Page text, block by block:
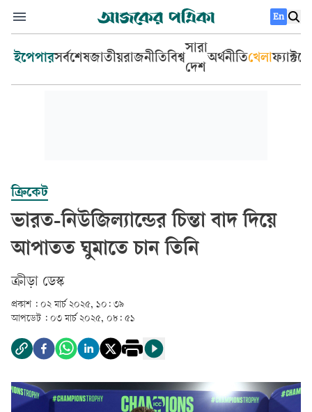
En
ইপেপারসর্বশেষজাতীয়রাজনীতিবিশ্ব
সারা
দেশ
অর্থনীতিখেলা
ক্রিকেট
ভারত-নিউজিল্যান্ডের চিন্তা বাদ দিয়ে
আপাতত ঘুমাতে চান তিনি
ক্রীড়া ডেস্ক
প্রকাশ : ০২ মার্চ ২০২৫, ১০: ৩৯
আপডেট : ০৩ মার্চ ২০২৫, ০৮: ৫১